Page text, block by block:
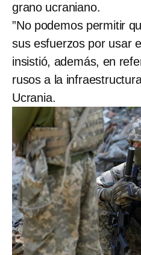
grano ucraniano.
”No podemos permitir
sus esfuerzos por usar
insistió, además, en
rusos a la
Ucrania.